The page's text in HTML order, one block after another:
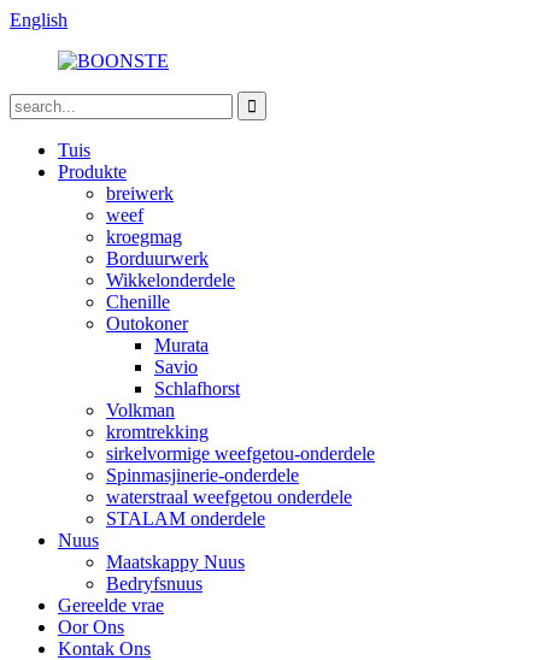
English
Tuis
Produkte
breiwerk
weef
kroegmag
Borduurwerk
Wikkelonderdele
Chenille
Outokoner
Murata
Savio
Schlafhorst
Volkman
kromtrekking
sirkelvormige weefgetou-onderdele
Spinmasjinerie-onderdele
waterstraal weefgetou onderdele
STALAM onderdele
Nuus
Maatskappy Nuus
Bedryfsnuus
Gereelde vrae
Oor Ons
Kontak Ons